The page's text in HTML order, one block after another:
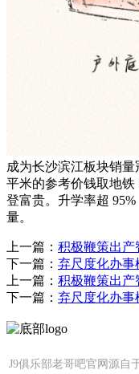
成为长沙滨江板块销
平米的参考价钱取地
登富贵。升学率超
量。
上一篇： 积极鞭策出产
下一篇： 弃尺度化办事
上一篇： 积极鞭策出产
下一篇： 弃尺度化办事
J9俱乐部老哥吧官网源自